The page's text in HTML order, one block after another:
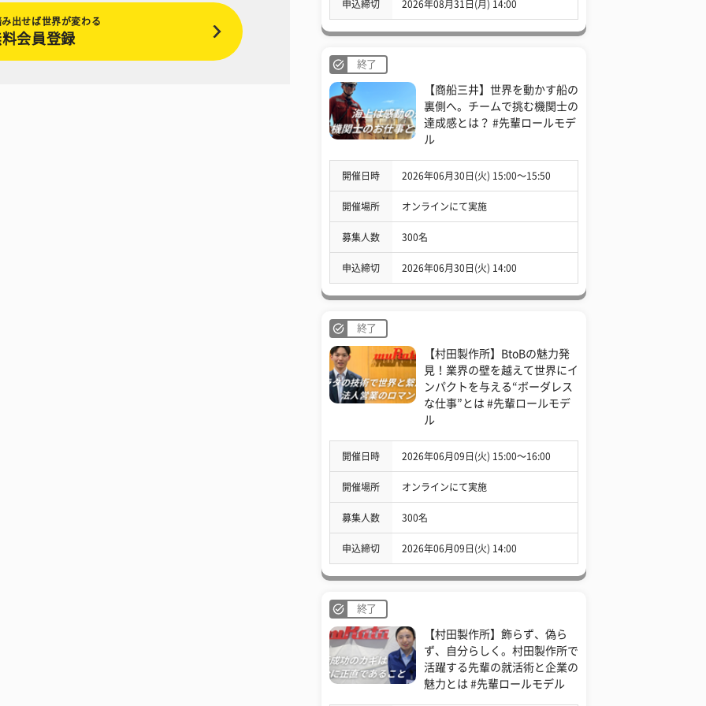
出せば世界が変わる
会員登録
申込締切 2026年08月31日(月) 14:00
終了
【商船三井】世界を動かす船の
裏側へ。チームで挑む機関士の
達成感とは？ #先輩ロールモデ
ル
開催日時 2026年06月30日(火) 15:00〜15:50
開催場所 オンラインにて実施
募集人数 300名
申込締切 2026年06月30日(火) 14:00
終了
【村田製作所】BtoBの魅力発
見！業界の壁を越えて世界にイ
ンパクトを与える“ボーダレス
な仕事”とは #先輩ロールモデ
ル
開催日時 2026年06月09日(火) 15:00〜16:00
開催場所 オンラインにて実施
募集人数 300名
申込締切 2026年06月09日(火) 14:00
終了
【村田製作所】飾らず、偽ら
ず、自分らしく。村田製作所で
活躍する先輩の就活術と企業の
魅力とは #先輩ロールモデル